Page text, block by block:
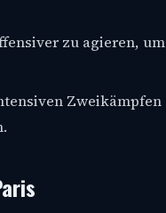
zu agieren, um
Zweikämpfen